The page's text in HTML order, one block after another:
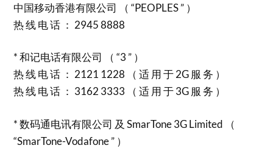
中国移动香港有限公司 （ “PEOPLES ” ）
热 线 电 话 ： 2945 8888
* 和记电话有限公司 （ “3 ” ）
热 线 电 话 ： 2121 1228 （ 适 用 于 2G 服 务 ）
热 线 电 话 ： 3162 3333 （ 适 用 于 3G 服 务 ）
* 数码通电讯有限公司 及 SmarTone 3G Limited （
“SmarTone-Vodafone ” ）